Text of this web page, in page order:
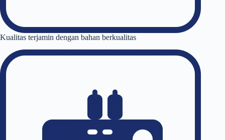
Kualitas terjamin dengan bahan berkualitas